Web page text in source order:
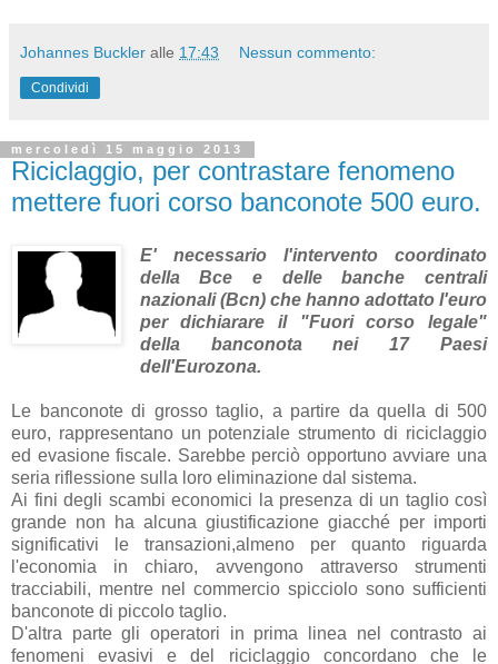
Johannes Buckler alle 17:43 Nessun commento:
Condividi
mercoledì 15 maggio 2013
Riciclaggio, per contrastare fenomeno
mettere fuori corso banconote 500 euro.
E' necessario l'intervento coordinato
della Bce e delle banche centrali
nazionali (Bcn) che hanno adottato l'euro
per dichiarare il "Fuori corso legale"
della banconota nei 17 Paesi
dell'Eurozona.
Le banconote di grosso taglio, a partire da quella di 500
euro, rappresentano un potenziale strumento di riciclaggio
ed evasione fiscale. Sarebbe perciò opportuno avviare una
seria riflessione sulla loro eliminazione dal sistema.
Ai fini degli scambi economici la presenza di un taglio così
grande non ha alcuna giustificazione giacché per importi
significativi le transazioni,almeno per quanto riguarda
l'economia in chiaro, avvengono attraverso strumenti
tracciabili, mentre nel commercio spicciolo sono sufficienti
banconote di piccolo taglio.
D'altra parte gli operatori in prima linea nel contrasto ai
fenomeni evasivi e del riciclaggio concordano che le